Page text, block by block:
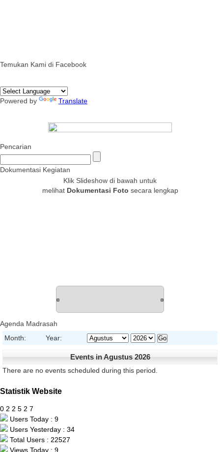
Temukan Kami di Facebook
Powered by Translate
Pencarian
Dokumentasi Kegiatan
Klik Slideshow di bawah untuk
melihat Dokumentasi Foto secara lengkap
Agenda Madrasah
Month:
Year:
Events in Agustus 2026
There are no events scheduled during this period.
Statistik Website
0 2 2 5 2 7
Users Today : 9
Users Yesterday : 34
Total Users : 22527
Views Today : 9